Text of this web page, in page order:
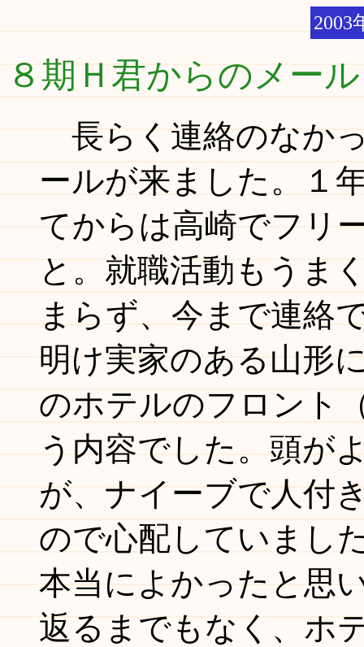
2003
８期Ｈ君からのメール
長らく連絡のなか
ールが来ました。１
てからは高崎でフリ
と。就職活動もうま
まらず、今まで連絡
明け実家のある山形
のホテルのフロント
う内容でした。頭が
が、ナイーブで人付
ので心配していまし
本当によかったと思
返るまでもなく、ホ